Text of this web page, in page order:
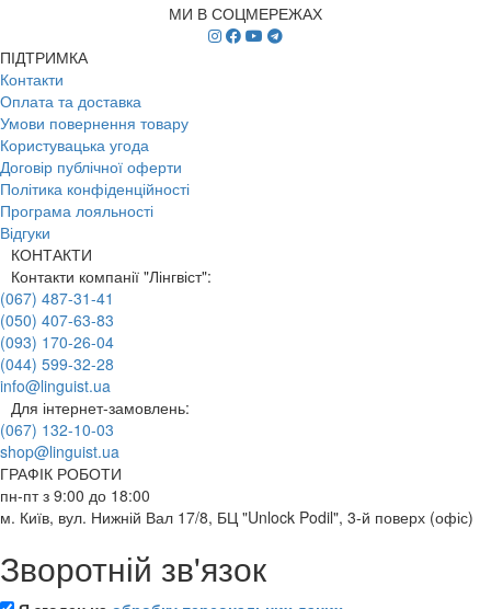
МИ В СОЦМЕРЕЖАХ
ПІДТРИМКА
Контакти
Оплата та доставка
Умови повернення товару
Користувацька угода
Договір публічної оферти
Політика конфіденційності
Програма лояльності
Відгуки
КОНТАКТИ
Контакти компанії "Лінгвіст":
(067) 487-31-41
(050) 407-63-83
(093) 170-26-04
(044) 599-32-28
info@linguist.ua
Для інтернет-замовлень:
(067) 132-10-03
shop@linguist.ua
ГРАФІК РОБОТИ
пн-пт з 9:00 до 18:00
м. Київ, вул. Нижній Вал 17/8, БЦ "Unlock Podil", 3-й поверх (офіс)
Зворотній зв'язок